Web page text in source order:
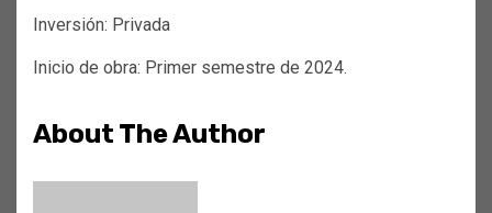
Inversión: Privada
Inicio de obra: Primer semestre de 2024.
About The Author